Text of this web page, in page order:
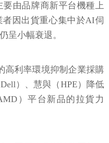
要由品牌商新平台機種上
因出貨重心集中於AI伺
呈小幅衰退。
高利率環境抑制企業採購
）、慧與（HPE）降低
）平台新品的拉貨力